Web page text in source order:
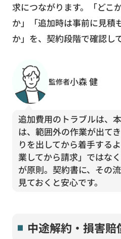
求につながります。「どこ
か」「追加時は事前に見積
か」を、契約段階で確認し
監修者小森 健
追加費用のトラブルは、
は、範囲外の作業が出て
りを出してから着手する
業してから請求」ではな
が原則。契約書に、その
見ておくと安心です。
中途解約・損害賠